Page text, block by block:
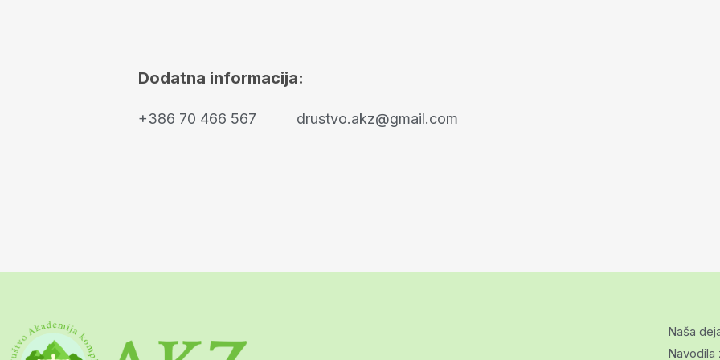
Dodatna informacija:
+386 70 466 567 drustvo.akz@gmail.com
Naša
Navodila